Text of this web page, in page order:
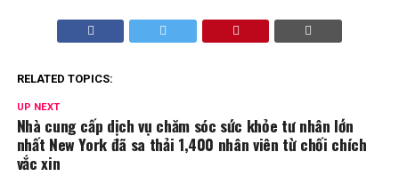
RELATED TOPICS:
UP NEXT
Nhà cung cấp dịch vụ chăm sóc sức khỏe tư nhân lớn
nhất New York đã sa thải 1,400 nhân viên từ chối chích
vắc xin